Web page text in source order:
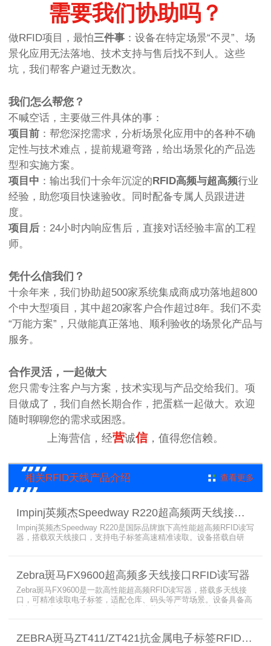
需要我们协助吗？
做RFID项目，最怕三件事 ：设备在特定场景“不灵”、场
景化应用无法落地、技术支持与售后找不到人。这些
坑，我们帮客户避过无数次。
我们怎么帮您？
不喊空话，主要做三件具体的事：
项目前 ：帮您深挖需求，分析场景化应用中的各种不确
定性与技术难点，提前规避弯路，给出场景化的产品选
型和实施方案。
项目中 ：输出我们十余年沉淀的 RFID高频与超高频行业
经验，助您项目快速验收。同时配备专属人员跟进进
度。
项目后 ：24小时内响应售后，直接对话经验丰富的工程
师。
凭什么信我们？
十余年来，我们协助超500家系统集成商成功落地超800
个中大型项目，其中超20家客户合作超过8年。我们不卖
“万能方案”，只做能真正落地、顺利验收的场景化产品与
服务。
合作灵活，一起做大
您只需专注客户与方案，技术实现与产品交给我们。项
目做成了，我们自然长期合作，把蛋糕一起做大。欢迎
随时聊聊您的需求或困惑。
上海营信，经营诚信，值得您信赖。
相关RFID天线产品介绍 查看更多
Impinj英频杰Speedway R220超高频两天线接口RFID读写器
Impinj英频杰Speedway R220是国际品牌旗下高性能超高频RFID读写
器，搭载双天线接口，支持电子标签高速精准读取。设备搭载自研
备。
Zebra斑马FX9600超高频多天线接口RFID读写器
Zebra斑马FX9600是一款高性能超高频RFID读写器，搭载多天线接
口，可精准读取电子标签，适配仓库、码头等严苛场景。设备具备高
ZEBRA斑马ZT411/ZT421抗金属电子标签RFID打印机